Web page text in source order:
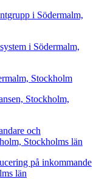
i Södermalm,
i Södermalm,
Stockholm
Stockholm,
och
Stockholms län
på inkommande
län